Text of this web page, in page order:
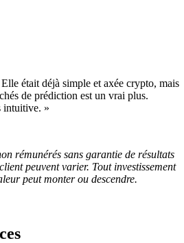
était déjà simple et axée crypto, mais
de prédiction est un vrai plus.
intuitive. »
rémunérés sans garantie de résultats
peuvent varier. Tout investissement
peut monter ou descendre.